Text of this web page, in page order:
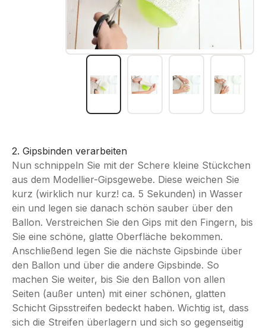
2. Gipsbinden verarbeiten
Nun schnippeln Sie mit der Schere kleine Stückchen
aus dem Modellier-Gipsgewebe. Diese weichen Sie
kurz (wirklich nur kurz! ca. 5 Sekunden) in Wasser
ein und legen sie danach schön sauber über den
Ballon. Verstreichen Sie den Gips mit den Fingern, bis
Sie eine schöne, glatte Oberfläche bekommen.
Anschließend legen Sie die nächste Gipsbinde über
den Ballon und über die andere Gipsbinde. So
machen Sie weiter, bis Sie den Ballon von allen
Seiten (außer unten) mit einer schönen, glatten
Schicht Gipsstreifen bedeckt haben. Wichtig ist, dass
sich die Streifen überlagern und sich so gegenseitig